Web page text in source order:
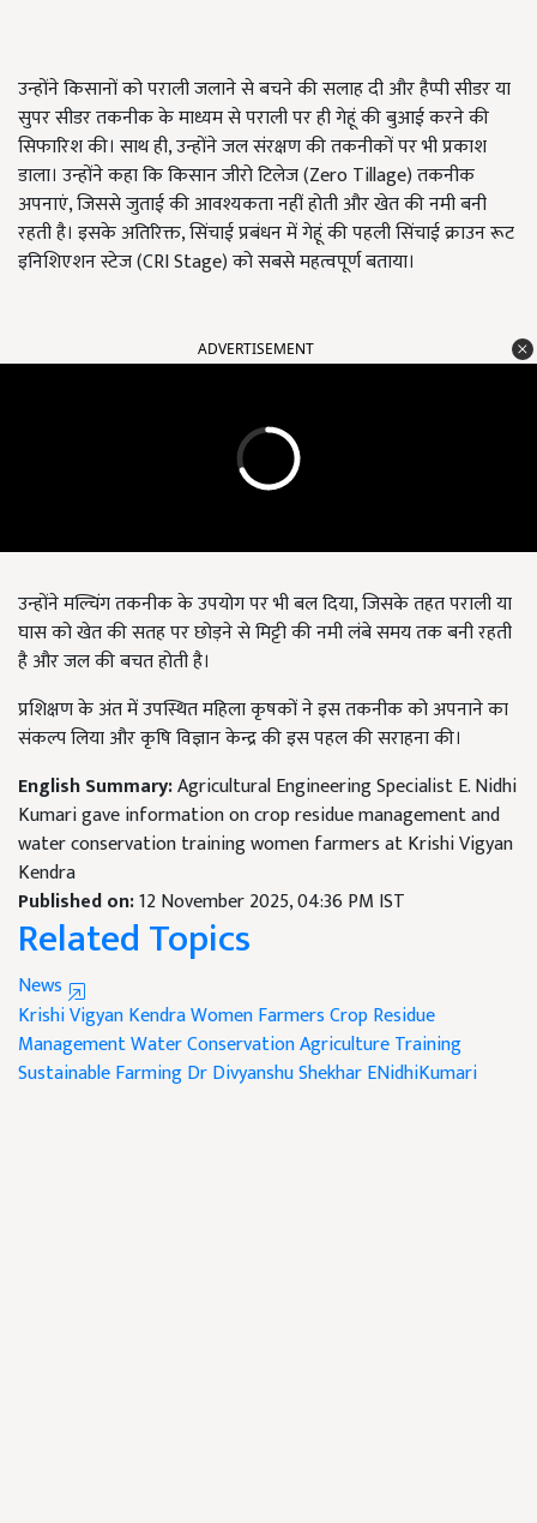
उन्होंने किसानों को पराली जलाने से बचने की सलाह दी और हैप्पी सीडर या
सुपर सीडर तकनीक के माध्यम से पराली पर ही गेहूं की बुआई करने की
सिफारिश की। साथ ही, उन्होंने जल संरक्षण की तकनीकों पर भी प्रकाश
डाला। उन्होंने कहा कि किसान जीरो टिलेज (Zero Tillage) तकनीक
अपनाएं, जिससे जुताई की आवश्यकता नहीं होती और खेत की नमी बनी
रहती है। इसके अतिरिक्त, सिंचाई प्रबंधन में गेहूं की पहली सिंचाई क्राउन रूट
इनिशिएशन स्टेज (CRI Stage) को सबसे महत्वपूर्ण बताया।
ADVERTISEMENT
उन्होंने मल्चिंग तकनीक के उपयोग पर भी बल दिया, जिसके तहत पराली या
घास को खेत की सतह पर छोड़ने से मिट्टी की नमी लंबे समय तक बनी रहती
है और जल की बचत होती है।
प्रशिक्षण के अंत में उपस्थित महिला कृषकों ने इस तकनीक को अपनाने का
संकल्प लिया और कृषि विज्ञान केन्द्र की इस पहल की सराहना की।
English Summary:Agricultural Engineering Specialist E. Nidhi
Kumari gave information on crop residue management and
water conservation training women farmers at Krishi Vigyan
Kendra
Published on:12 November 2025, 04:36 PM IST
Related Topics
News
Krishi Vigyan KendraWomen FarmersCrop Residue
ManagementWater Conservation Agriculture Training
Sustainable FarmingDr Divyanshu ShekharENidhiKumari